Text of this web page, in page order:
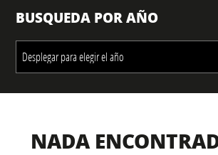
BUSQUEDA POR AÑO
NADA